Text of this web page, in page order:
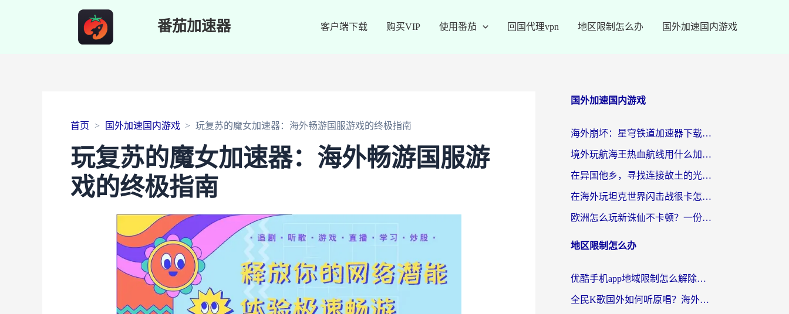
番茄加速器 客户端下载 购买VIP 使用番茄 回国代理vpn 地区限制怎么办 国外加速国内游戏
首页 国外加速国内游戏 玩复苏的魔女加速器：海外畅游国服游戏的终极指南
玩复苏的魔女加速器：海外畅游国服游
戏的终极指南
国外加速国内游戏
海外崩坏：星穹铁道加速器下载安装：一份给游子的终极网络指南
境外玩航海王热血航线用什么加速器？2026海外玩家实测最优方案（附欧洲问道堡垒前线加速技巧）
在异国他乡，寻找连接故土的光明大陆免费加速器
在海外玩坦克世界闪击战很卡怎么办？老玩家亲测有效的加速器选择指南
欧洲怎么玩新诛仙不卡顿？一份给海外游子的国服游戏畅玩指南
地区限制怎么办
优酷手机app地域限制怎么解除？海外党亲测有效的追剧方案
全民K歌国外如何听原唱？海外党亲测有效的回国加速器选择指南